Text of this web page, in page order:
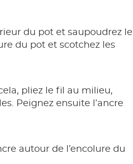
du pot et saupoudrez le
du pot et scotchez les
pliez le fil au milieu,
Peignez ensuite l’ancre
autour de l’encolure du